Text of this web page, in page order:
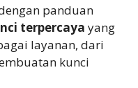
panduan
terpercaya yang
layanan, dari
kunci